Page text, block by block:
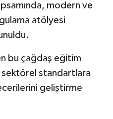
modern ve
atölyesi
bu çağdaş eğitim
sektörel standartlara
geliştirme